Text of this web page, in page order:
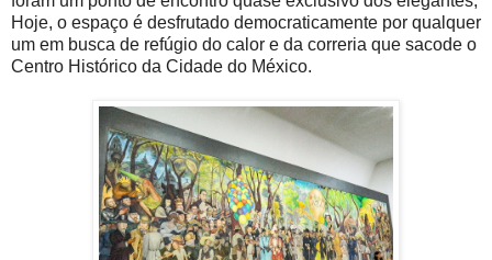
Hoje, o espaço é desfrutado democraticamente por qualquer
um em busca de refúgio do calor e da correria que sacode o
Centro Histórico da Cidade do México.